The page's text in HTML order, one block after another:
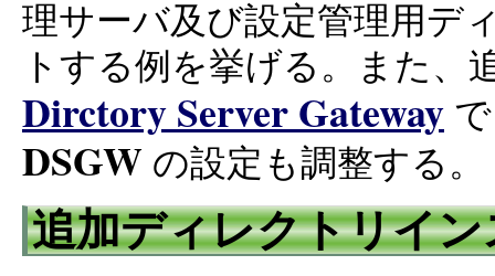
理サーバ及び設定管理用デ
トする例を挙げる。また、
Dirctory Server Gateway
DSGW の設定も調整する。
追加ディレクトリイ